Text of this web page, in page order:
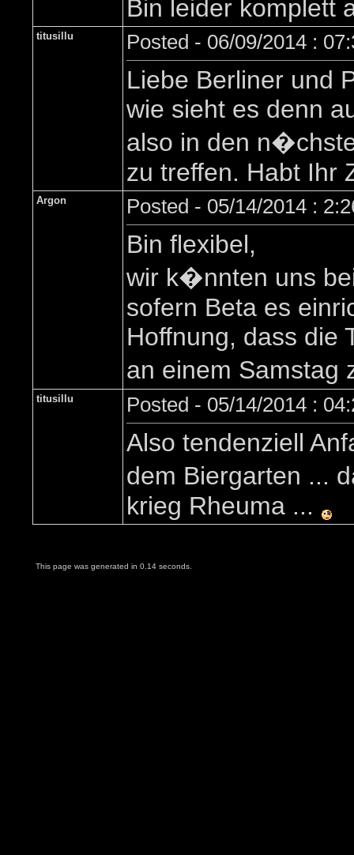
Bin leider komplett
titusillu Posted - 06/09/2014 :
Liebe Berliner und
wie sieht es denn
also in den
zu treffen. Habt Ihr
Argon Posted - 05/14/2014 :
Bin flexibel,
wir k�nnten uns
sofern Beta es
Hoffnung, dass die
an einem
titusillu Posted - 05/14/2014 :
Also tendenziell
dem Biergarten ...
krieg Rheuma ...
This page was generated in 0.14 seconds.